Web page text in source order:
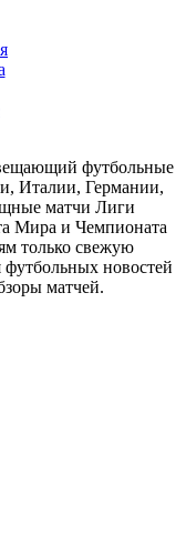
футбольные
Италии, Германии,
матчи Лиги
Мира и Чемпионата
только свежую
новостей
матчей.